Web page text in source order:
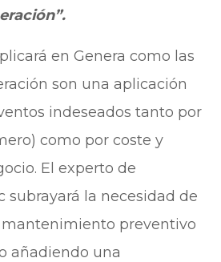
en Genera como las
son una aplicación
indeseados tanto por
como por coste y
El experto de
subrayará la necesidad de
preventivo
añadiendo una